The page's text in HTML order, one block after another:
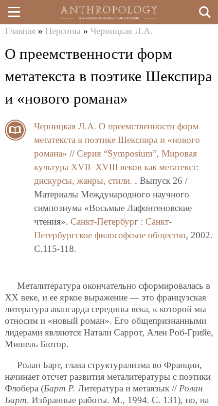
Перейти
к
здесь
Главная » Персоны » Черницкая Л.А.
О преемственности форм
метатекста в поэтике Шекспира
и «нового романа»
Черницкая Л.А. О преемственности форм
метатекста в поэтике Шекспира и «нового
романа» // Серия “Symposium”, Мировая
культура XVII–XVIII веков как метатекст:
дискурсы, жанры, стили. , Выпуск 26 /
Материалы Международного научного
симпозиума «Восьмые Лафонтеновские
чтения». Санкт-Петербург : Санкт-
Петербургское философское общество, 2002.
C.115-118.
Металитература окончательно сформировалась в
ХХ веке, и ее яркое выражение — это французская
литература авангарда середины века, к которой мы
относим и «новый роман». Его общепризнанными
лидерами являются Натали Саррот, Ален Роб-Грийе,
Мишель Бютор.
Ролан Барт, глава структурализма во Франции,
начинает отсчет развития металитературы с поэтики
Флобера (Барт Р. Литература и метаязык // Ролан
Барт. Избранные работы. М., 1994. С. 131), но, на